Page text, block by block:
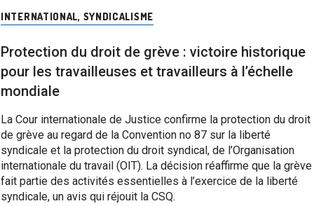
INTERNATIONAL, SYNDICALISME
Protection du droit de grève : victoire historique
pour les travailleuses et travailleurs à l’échelle
mondiale
La Cour internationale de Justice confirme la protection du droit
de grève au regard de la Convention no 87 sur la liberté
syndicale et la protection du droit syndical, de l’Organisation
internationale du travail (OIT). La décision réaffirme que la grève
fait partie des activités essentielles à l’exercice de la liberté
syndicale, un avis qui réjouit la CSQ.